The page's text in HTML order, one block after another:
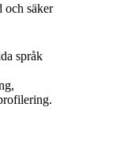
och säker
språk